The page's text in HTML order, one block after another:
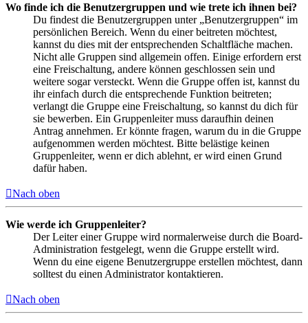
Wo finde ich die Benutzergruppen und wie trete ich ihnen bei?
Du findest die Benutzergruppen unter „Benutzergruppen“ im
persönlichen Bereich. Wenn du einer beitreten möchtest,
kannst du dies mit der entsprechenden Schaltfläche machen.
Nicht alle Gruppen sind allgemein offen. Einige erfordern erst
eine Freischaltung, andere können geschlossen sein und
weitere sogar versteckt. Wenn die Gruppe offen ist, kannst du
ihr einfach durch die entsprechende Funktion beitreten;
verlangt die Gruppe eine Freischaltung, so kannst du dich für
sie bewerben. Ein Gruppenleiter muss daraufhin deinen
Antrag annehmen. Er könnte fragen, warum du in die Gruppe
aufgenommen werden möchtest. Bitte belästige keinen
Gruppenleiter, wenn er dich ablehnt, er wird einen Grund
dafür haben.
Nach oben
Wie werde ich Gruppenleiter?
Der Leiter einer Gruppe wird normalerweise durch die Board-
Administration festgelegt, wenn die Gruppe erstellt wird.
Wenn du eine eigene Benutzergruppe erstellen möchtest, dann
solltest du einen Administrator kontaktieren.
Nach oben